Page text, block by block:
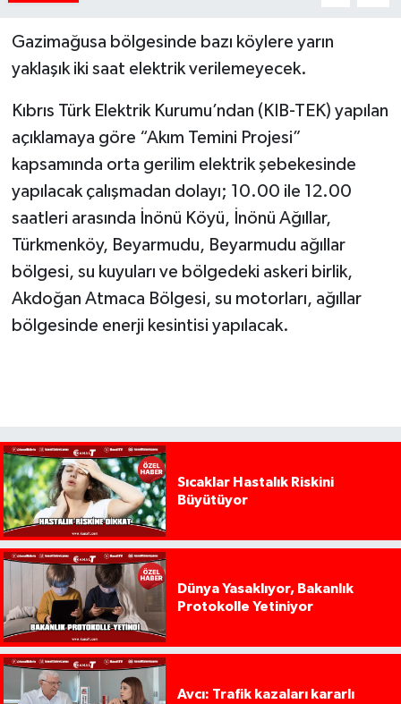
Gazimağusa bölgesinde bazı köylere yarın
yaklaşık iki saat elektrik verilemeyecek.
Kıbrıs Türk Elektrik Kurumu’ndan (KIB-TEK) yapılan
açıklamaya göre “Akım Temini Projesi”
kapsamında orta gerilim elektrik şebekesinde
yapılacak çalışmadan dolayı; 10.00 ile 12.00
saatleri arasında İnönü Köyü, İnönü Ağıllar,
Türkmenköy, Beyarmudu, Beyarmudu ağıllar
bölgesi, su kuyuları ve bölgedeki askeri birlik,
Akdoğan Atmaca Bölgesi, su motorları, ağıllar
bölgesinde enerji kesintisi yapılacak.
Sıcaklar Hastalık Riskini
Büyütüyor
Dünya Yasaklıyor, Bakanlık
Protokolle Yetiniyor
Avcı: Trafik kazaları kararlı